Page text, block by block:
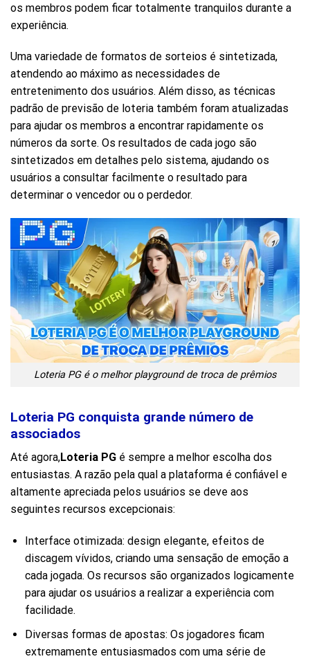
os membros podem ficar totalmente tranquilos durante a
experiência.
Uma variedade de formatos de sorteios é sintetizada,
atendendo ao máximo as necessidades de
entretenimento dos usuários. Além disso, as técnicas
padrão de previsão de loteria também foram atualizadas
para ajudar os membros a encontrar rapidamente os
números da sorte. Os resultados de cada jogo são
sintetizados em detalhes pelo sistema, ajudando os
usuários a consultar facilmente o resultado para
determinar o vencedor ou o perdedor.
Loteria PG é o melhor playground de troca de prêmios
Loteria PG conquista grande número de
associados
Até agora,Loteria PG é sempre a melhor escolha dos
entusiastas. A razão pela qual a plataforma é confiável e
altamente apreciada pelos usuários se deve aos
seguintes recursos excepcionais:
Interface otimizada: design elegante, efeitos de
discagem vívidos, criando uma sensação de emoção a
cada jogada. Os recursos são organizados logicamente
para ajudar os usuários a realizar a experiência com
facilidade.
Diversas formas de apostas: Os jogadores ficam
extremamente entusiasmados com uma série de